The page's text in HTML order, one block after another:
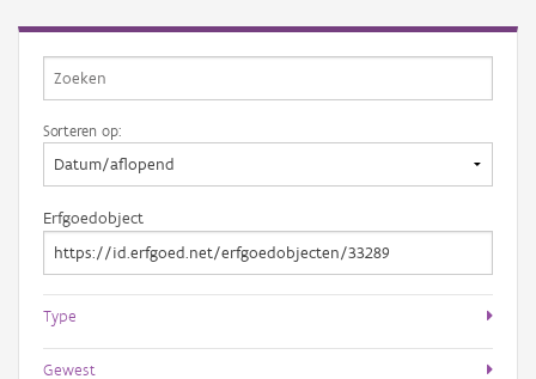
Sorteren op:
Erfgoedobject
Type
Gewest